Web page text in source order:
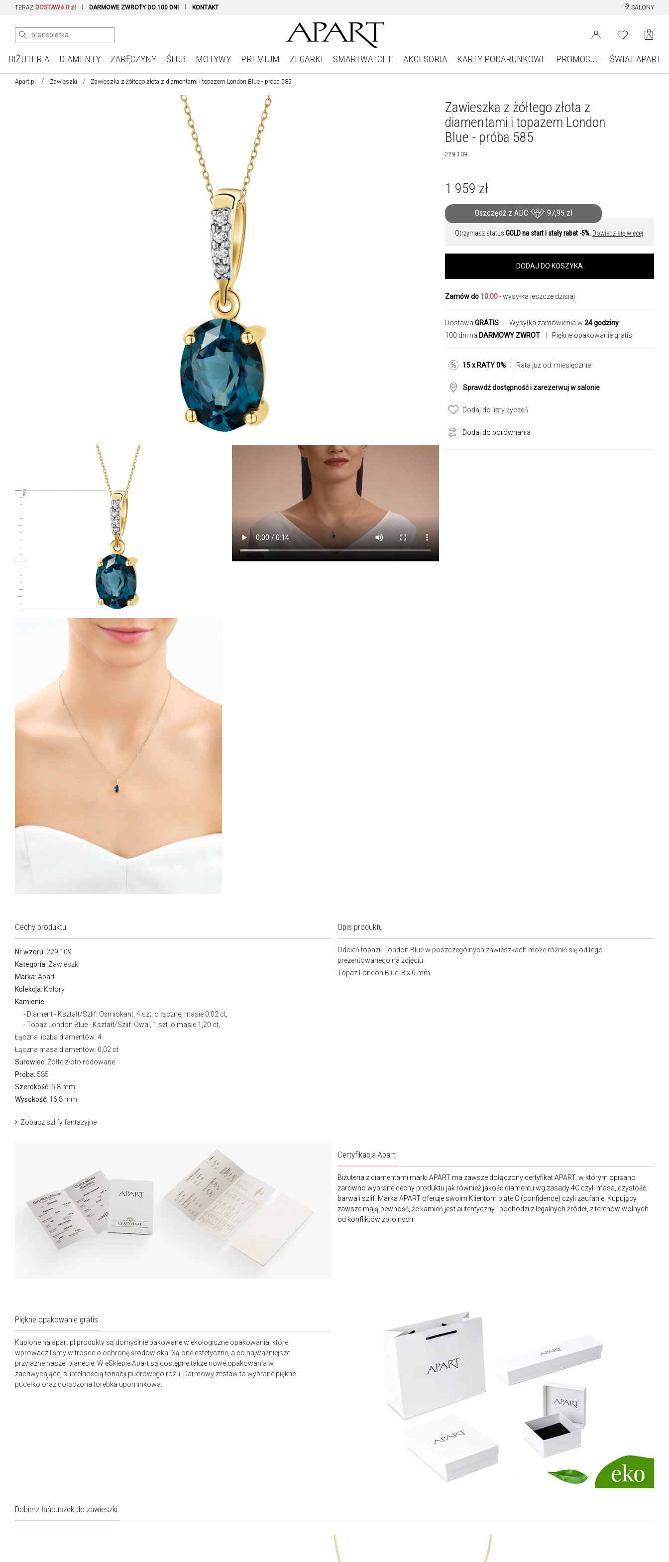
TERAZ DOSTAWA 0 zł DARMOWE ZWROTY DO 100 DNI KONTAKT SALONY
BIŻUTERIA DIAMENTY ZARĘCZYNY ŚLUB MOTYWY PREMIUM ZEGARKI SMARTWATCHE AKCESORIA KARTY PODARUNKOWE PROMOCJE ŚWIAT APART
Apart.pl Zawieszki Zawieszka z żółtego złota z diamentami i topazem London Blue - próba 585
Zawieszka z żółtego złota z
diamentami i topazem London
Blue - próba 585
229.109
1 959 zł
Oszczędź z ADC 97,95 zł
Otrzymasz status GOLD na start i stały rabat -5%. Dowiedz się więcej
DODAJ DO KOSZYKA
Zamów do 10:00- wysyłka jeszcze dzisiaj
Dostawa GRATIS | Wysyłka zamówienia w 24 godziny
100 dni na DARMOWY ZWROT | Piękne opakowanie gratis
15 x RATY 0% | Rata już od: miesięcznie
Sprawdź dostępność i zarezerwuj w salonie
Dodaj do listy życzeń
Dodaj do porównania
Cechy produktu
Nr wzoru: 229.109
Kategoria: Zawieszki
Marka: Apart
Kolekcja: Kolory
Kamienie:
Diament - Kształt/Szlif: Ośmiokant, 4 szt. o łącznej masie 0,02 ct,
Topaz London Blue - Kształt/Szlif: Owal, 1 szt. o masie 1,20 ct,
Łączna liczba diamentów: 4
Łączna masa diamentów: 0,02 ct
Surowiec: Żółte złoto rodowane
Próba: 585
Szerokość: 5,8 mm
Wysokość: 16,8 mm
Zobacz szlify fantazyjne
Opis produktu
Odcień topazu London Blue w poszczególnych zawieszkach może różnić się od tego
prezentowanego na zdjęciu.
Topaz London Blue: 8 x 6 mm.
Certyfikacja Apart
Biżuteria z diamentami marki APART ma zawsze dołączony certyfikat APART, w którym opisano
zarówno wybrane cechy produktu jak również jakość diamentu wg zasady 4C czyli masa, czystość,
barwa i szlif. Marka APART oferuje swoim Klientom piąte C (confidence) czyli zaufanie. Kupujący
zawsze mają pewność, że kamień jest autentyczny i pochodzi z legalnych źródeł, z terenów wolnych
od konfliktów zbrojnych.
Piękne opakowanie gratis
Kupione na apart.pl produkty są domyślnie pakowane w ekologiczne opakowania, które
wprowadziliśmy w trosce o ochronę środowiska. Są one estetyczne, a co najważniejsze
przyjazne naszej planecie. W eSklepie Apart są dostępne także nowe opakowania w
zachwycającej subtelnością tonacji pudrowego różu. Darmowy zestaw to wybrane piękne
pudełko oraz dołączona torebka upominkowa.
Dobierz łańcuszek do zawieszki